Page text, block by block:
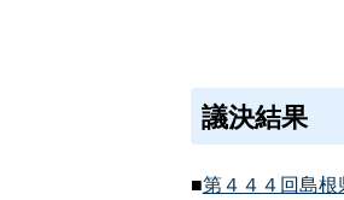
議決結果
■第４４４回島